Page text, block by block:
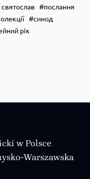
святослав
послання
синод
рік
w Polsce
Warszawska